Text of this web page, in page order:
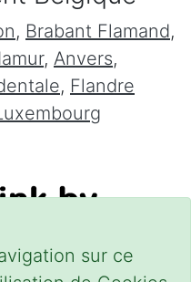
sur ce
, Brabant Flamand,
, Anvers,
, Flandre